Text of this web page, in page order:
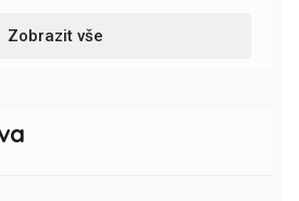
Zobrazit vše